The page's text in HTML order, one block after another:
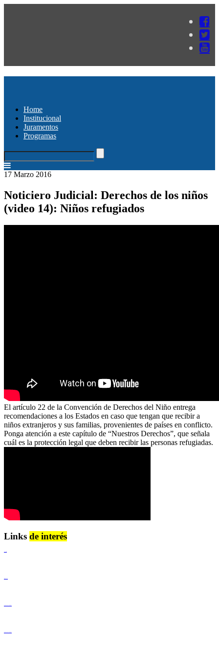
Home
Institucional
Juramentos
Programas
17 Marzo 2016
Noticiero Judicial: Derechos de los niños
(video 14): Niños refugiados
El artículo 22 de la Convención de Derechos del Niño entrega
recomendaciones a los Estados en caso que tengan que recibir a
niños extranjeros y sus familias, provenientes de países en conflicto.
Ponga atención a este capítulo de “Nuestros Derechos”, que señala
cuál es la protección legal que deben recibir las personas refugiadas.
Links de interés